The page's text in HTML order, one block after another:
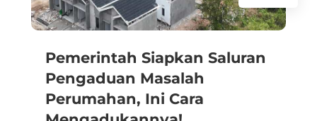
Pemerintah Siapkan Saluran
Pengaduan Masalah
Perumahan, Ini Cara